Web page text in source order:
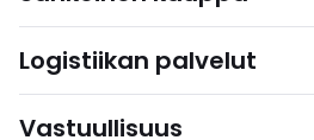
Logistiikan palvelut
Vastuullisuus